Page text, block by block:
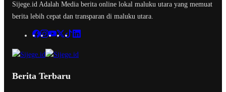
Sijege.id Adalah Media berita online lokal maluku utara yang memuat
berita lebih cepat dan transparan di maluku utara.
Berita Terbaru